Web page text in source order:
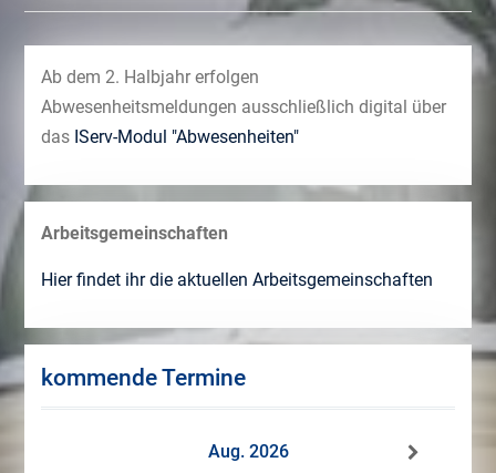
Ab dem 2. Halbjahr erfolgen
Abwesenheitsmeldungen ausschließlich digital über
das IServ-Modul "Abwesenheiten"
Arbeitsgemeinschaften
Hier findet ihr die aktuellen Arbeitsgemeinschaften
kommende Termine
Aug. 2026